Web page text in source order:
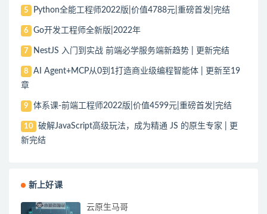
5 Python全能工程师2022版|价值4788元|重磅首发|完结
6 Go开发工程师全新版|2022年
7 NestJS 入门到实战 前端必学服务端新趋势 | 更新完结
8
AI Agent+MCP从0到1打造商业级编程智能体 | 更新至19
章
9 体系课-前端工程师2022版|价值4599元|重磅首发|完结
10
破解JavaScript高级玩法，成为精通 JS 的原生专家 | 更
新完结
新上好课
云原生马哥